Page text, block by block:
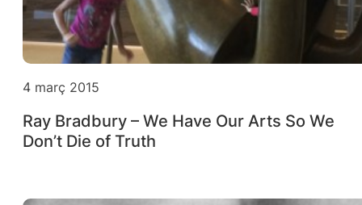
4 març 2015
Ray Bradbury – We Have Our Arts So We
Don’t Die of Truth